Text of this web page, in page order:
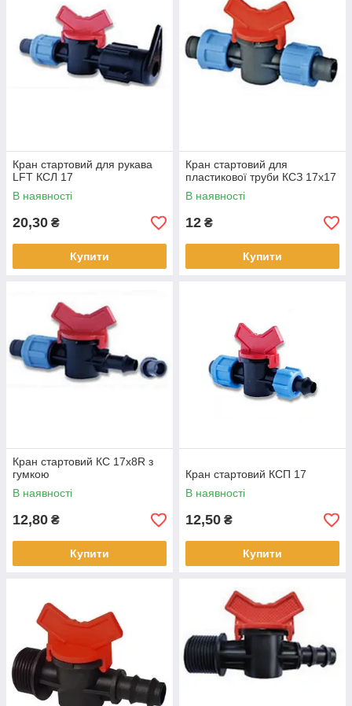
Кран стартовий для рукава
LFT КСЛ 17
В наявності
20,30 ₴
Купити
Кран стартовий для
пластикової труби КСЗ 17х17
В наявності
12 ₴
Купити
Кран стартовий КС 17х8R з
гумкою
В наявності
12,80 ₴
Купити
Кран стартовий КСП 17
В наявності
12,50 ₴
Купити